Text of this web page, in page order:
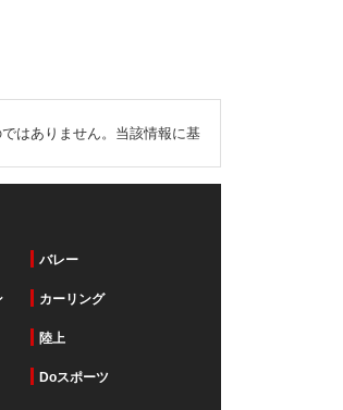
はありません。当該情報に基
バレー
カーリング
陸上
Doスポーツ